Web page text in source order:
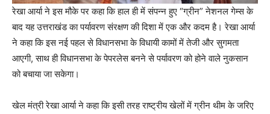
रेखा आर्या ने इस मौके पर कहा कि हाल ही में संपन्न हुए “ग्रीन” नेशनल गेम्स के
बाद यह उत्तराखंड का पर्यावरण संरक्षण की दिशा में एक और कदम है। रेखा आर्या
ने कहा कि इस नई पहल से विधानसभा के विधायी कामों में तेजी और सुगमता
आएगी, साथ ही विधानसभा के पेपरलेस बनने से पर्यावरण को होने वाले नुकसान
को बचाया जा सकेगा।
खेल मंत्री रेखा आर्या ने कहा कि इसी तरह राष्ट्रीय खेलों में ग्रीन थीम के जरिए